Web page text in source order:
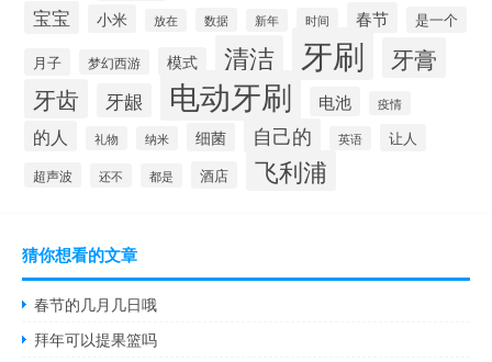
宝宝 小米 放在 数据 新年 时间 春节 是一个
月子 梦幻西游 模式 清洁 牙刷 牙膏
牙齿 牙龈 电动牙刷 电池 疫情
的人 礼物 纳米 细菌 自己的 英语 让人
超声波 还不 都是 酒店 飞利浦
猜你想看的文章
春节的几月几日哦
拜年可以提果篮吗